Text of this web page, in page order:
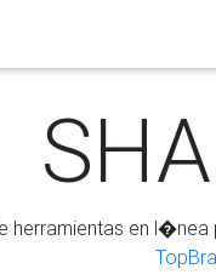
herramientas en